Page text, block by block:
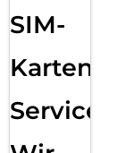
SIM-
Karten
Service: